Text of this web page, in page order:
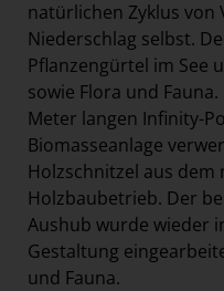
natürlichen Zyklus von
Niederschlag selbst.
Pflanzengürtel im See
sowie Flora und
Meter langen Infinity-
Biomasseanlage
Holzschnitzel aus
Holzbaubetrieb. Der
Aushub wurde wieder
Gestaltung
und Fauna.